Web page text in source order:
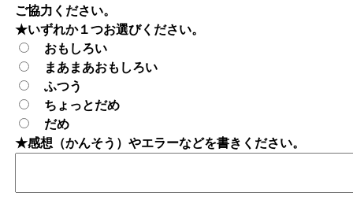
ご協力ください。
★いずれか１つお選びください。
おもしろい
まあまあおもしろい
ふつう
ちょっとだめ
だめ
★感想（かんそう）やエラーなどを書きください。